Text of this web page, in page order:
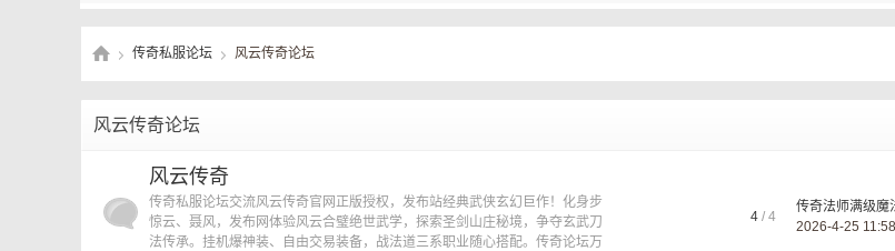
传奇私服论坛 风云传奇论坛
风云传奇论坛
风云传奇
传奇私服论坛交流风云传奇官网正版授权，发布站经典武侠玄幻巨作！化身步
惊云、聂风，发布网体验风云合璧绝世武学，探索圣剑山庄秘境，争夺玄武刀
法传承。挂机爆神装、自由交易装备，战法道三系职业随心搭配。传奇论坛万
4 / 4
传奇法师满级魔
2026-4-25 11:58